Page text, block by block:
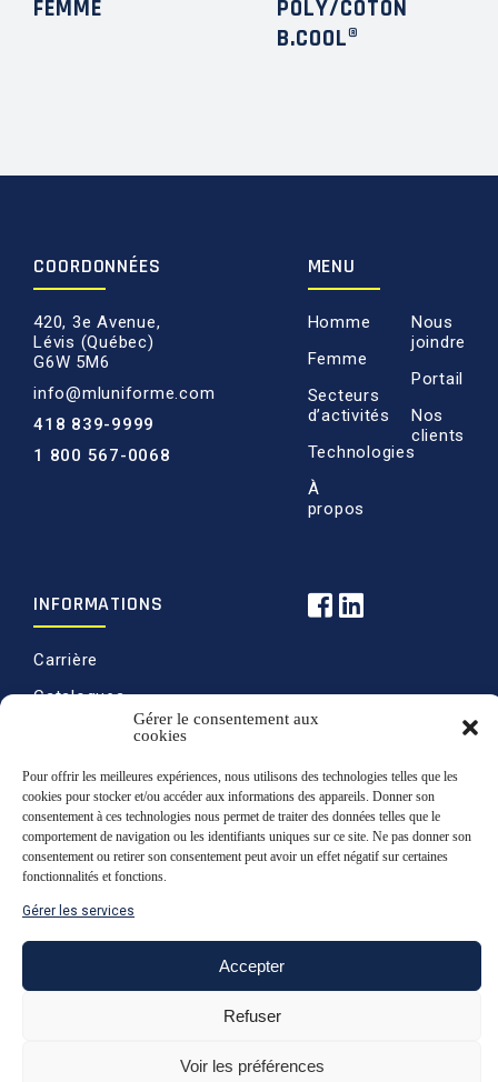
Gérer le consentement aux
cookies
Pour offrir les meilleures expériences, nous utilisons des technologies telles que les
cookies pour stocker et/ou accéder aux informations des appareils. Donner son
consentement à ces technologies nous permet de traiter des données telles que le
comportement de navigation ou les identifiants uniques sur ce site. Ne pas donner son
consentement ou retirer son consentement peut avoir un effet négatif sur certaines
fonctionnalités et fonctions.
Gérer les services
Accepter
Refuser
Voir les préférences
FEMME
POLY/COTON
B.COOL®
COORDONNÉES
420, 3e Avenue,
Lévis (Québec)
G6W 5M6
info@mluniforme.com
418 839-9999
1 800 567-0068
MENU
Homme
Femme
Secteurs
d’activités
Technologies
À
propos
Nous
joindre
Portail
Nos
clients
INFORMATIONS
Carrière
Catalogues
Politique de ventes
Politique de
confidentialité
Retours
© 2020 Martin & Levesque, tous droits
Haut de page